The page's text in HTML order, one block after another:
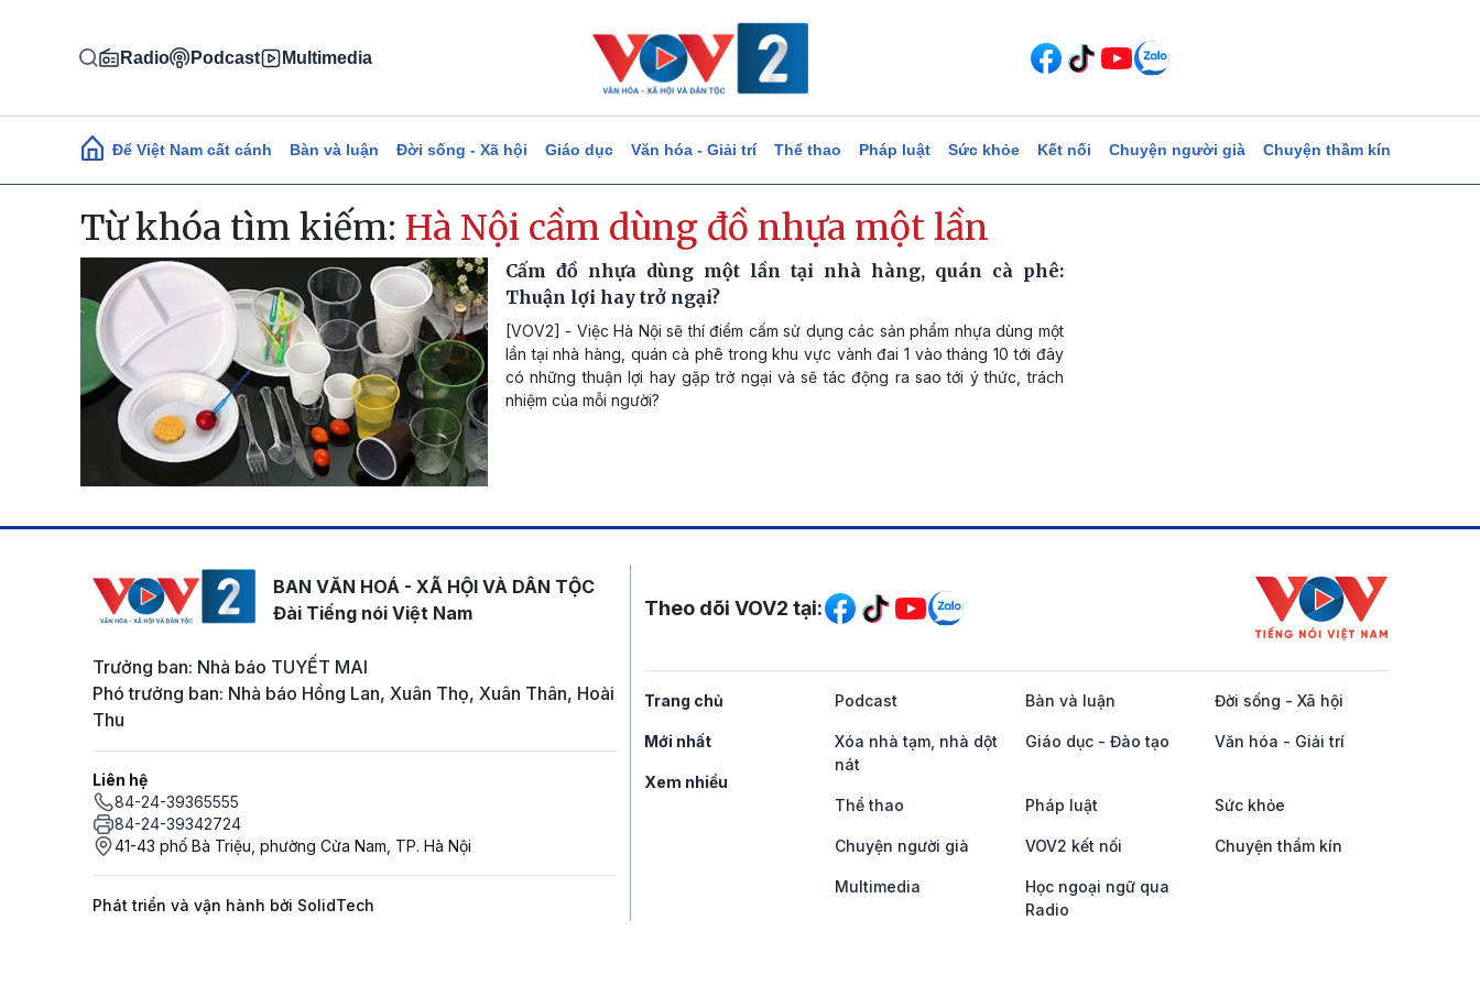
Radio Podcast Multimedia
Main navigation
Để Việt Nam cất cánh Bàn và luận Đời sống - Xã hội Giáo dục Văn hóa - Giải trí Thể thao Pháp luật Sức khỏe Kết nối Chuyện người già Chuyện thầm kín
Từ khóa tìm kiếm: Hà Nội cầm dùng đồ nhựa một lần
Cấm đồ nhựa dùng một lần tại nhà hàng, quán cà phê:
Thuận lợi hay trở ngại?
[VOV2] - Việc Hà Nội sẽ thí điểm cấm sử dụng các sản phẩm nhựa dùng một
lần tại nhà hàng, quán cà phê trong khu vực vành đai 1 vào tháng 10 tới đây
có những thuận lợi hay gặp trở ngại và sẽ tác động ra sao tới ý thức, trách
nhiệm của mỗi người?
BAN VĂN HOÁ - XÃ HỘI VÀ DÂN TỘC
Đài Tiếng nói Việt Nam
Trưởng ban: Nhà báo TUYẾT MAI
Phó trưởng ban: Nhà báo Hồng Lan, Xuân Thọ, Xuân Thân, Hoài
Thu
Liên hệ
84-24-39365555
84-24-39342724
41-43 phố Bà Triệu, phường Cửa Nam, TP. Hà Nội
Phát triển và vận hành bởi SolidTech
Mạng xã hội
Theo dõi VOV2 tại:
Trang chủ
Mới nhất
Xem nhiều
Podcast Bàn và luận Đời sống - Xã hội
Xóa nhà tạm, nhà dột
nát
Giáo dục - Đào tạo Văn hóa - Giải trí
Thể thao Pháp luật Sức khỏe
Chuyện người già VOV2 kết nối Chuyện thầm kín
Multimedia
Học ngoại ngữ qua
Radio